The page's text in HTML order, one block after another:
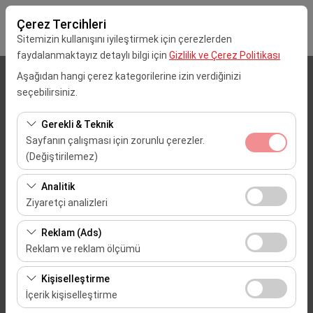
Çerez Tercihleri
Sitemizin kullanışını iyileştirmek için çerezlerden
faydalanmaktayız detaylı bilgi için Gizlilik ve Çerez Politikası
Aşağıdan hangi çerez kategorilerine izin verdiğinizi
seçebilirsiniz.
Gerekli & Teknik
Sayfanın çalışması için zorunlu çerezler.
(Değiştirilemez)
Bu çerezler sitenin doğru şekilde çalışması, güvenlik,
oturum yönetimi ve temel işlevler için gereklidir. Devre
dışı bırakılamaz.
Analitik
Ziyaretçi analizleri
Bu çerezler, sitemizin nasıl kullanıldığını (ziyaretçi sayısı,
en çok ziyaret edilen sayfalar, kullanıcı davranışları)
analiz etmemizi sağlar. Bu veriler, web sitesi
performansını ölçmek ve kullanıcı deneyimini sürekli
iyileştirmek için kullanılır.
Reklam (Ads)
Reklam ve reklam ölçümü
Bu çerezler, size ilgi alanlarınıza uygun kişiselleştirilmiş
reklamlar göstermemize ve reklam kampanyalarımızın
etkinliğini (gösterim sayısı, tıklama oranı) ölçmemize
Kişiselleştirme
İçerik kişiselleştirme
Alış Lokasyonu
Mersin Çukurova Uluslararası Havalimanı (Dış Hatlar)
Aracı farklı bir lokasyona bırakacağım
Alış Tarih & Saat
Bırakış Tarih & Saat